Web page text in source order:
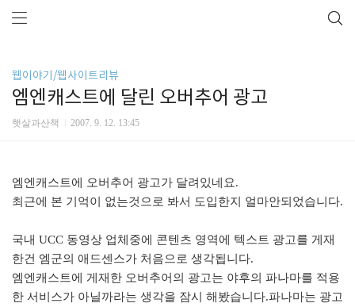
웹이야기/웹사이트리뷰
엠엔캐스트에 달린 오버추어 광고
햇살과산책 2007. 9. 12. 13:45
엠엔캐스트에 오버추어 광고가 달려있네요.
최근에 본 기억이 없는것으로 봐서 도입한지 얼마안되었습니다.
국내 UCC 동영상 업체중에 콘텐츠 영역에 텍스트 광고를 게재
한건 엠군의 애드센스가 처음으로 생각됩니다.
엠엔캐스트에 게재한 오버추어의 광고는 야후의 파나마를 적용
한 서비스가 아닐까라는 생각을 잠시 해봤습니다.파나마는 광고